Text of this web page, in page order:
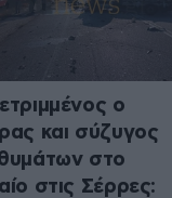
ο
και σύζυγος
στο
στις Σέρρες: